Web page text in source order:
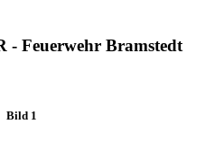
- Feuerwehr Bramstedt
Bild 1